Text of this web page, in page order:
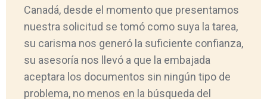
Canadá, desde el momento que presentamos
nuestra solicitud se tomó como suya la tarea,
su carisma nos generó la suficiente confianza,
su asesoría nos llevó a que la embajada
aceptara los documentos sin ningún tipo de
problema, no menos en la búsqueda del